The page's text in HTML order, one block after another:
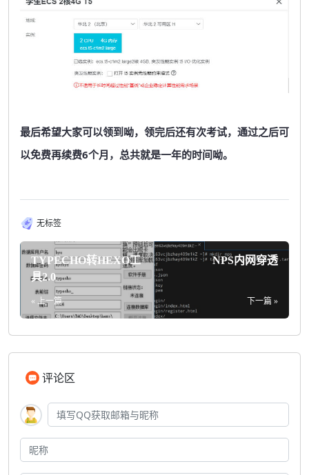
最后希望大家可以领到呦，领完后还有次考试，通过之后可
以免费再续费6个月，总共就是一年的时间呦。
无标签
TYPECHO转HEXO工
具2.0
« 上一篇
NPS内网穿透
下一篇 »
评论区